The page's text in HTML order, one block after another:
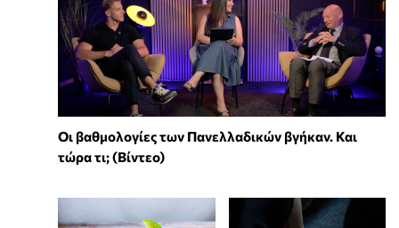
Οι βαθμολογίες των Πανελλαδικών βγήκαν. Και
τώρα τι; (Βίντεο)